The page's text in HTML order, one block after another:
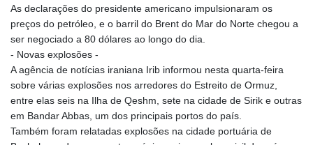
As declarações do presidente americano impulsionaram os
preços do petróleo, e o barril do Brent do Mar do Norte chegou a
ser negociado a 80 dólares ao longo do dia.
- Novas explosões -
A agência de notícias iraniana Irib informou nesta quarta-feira
sobre várias explosões nos arredores do Estreito de Ormuz,
entre elas seis na Ilha de Qeshm, sete na cidade de Sirik e outras
em Bandar Abbas, um dos principais portos do país.
Também foram relatadas explosões na cidade portuária de